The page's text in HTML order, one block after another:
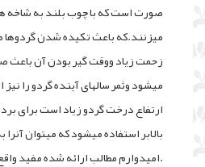
صورت است که با چوب بلند به
میزنند.که باعث تکیده شدن گردوها
زحمت زیاد ووقت گیر بودن آن
میشود وثمر سالهای آینده گردو را
ارتفاع درخت گردو زیاد است برای
بالابر استفاده میشود که میتوان
.امیدوارم مطالب ارائه شده مفید